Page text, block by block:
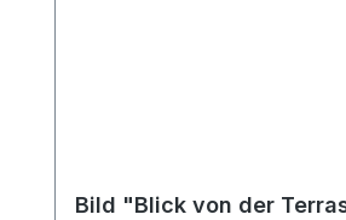
Bild "Blick von der